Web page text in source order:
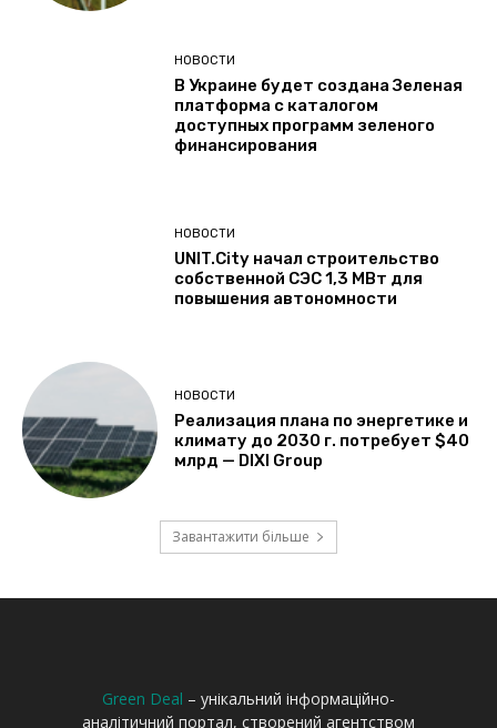
Green Deal – унікальний інформаційно-
аналітичний портал, створений агентством